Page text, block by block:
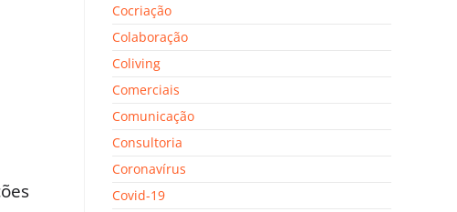
Cocriação
Colaboração
Coliving
Comerciais
Comunicação
Consultoria
Coronavírus
Covid-19